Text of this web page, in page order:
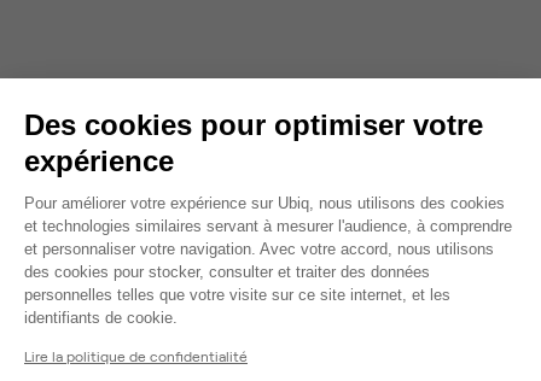
Des cookies pour optimiser votre
expérience
Plateforme de Gestion du
Pour améliorer votre expérience sur Ubiq, nous utilisons des cookies
et technologies similaires servant à mesurer l'audience, à comprendre
et personnaliser votre navigation. Avec votre accord, nous utilisons
des cookies pour stocker, consulter et traiter des données
personnelles telles que votre visite sur ce site internet, et les
identifiants de cookie.
Lire la politique de confidentialité